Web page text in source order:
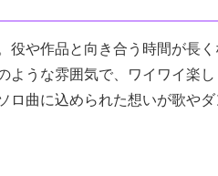
や作品と向き合う時間が長
ような雰囲気で、ワイワイ楽
ロ曲に込められた想いが歌や